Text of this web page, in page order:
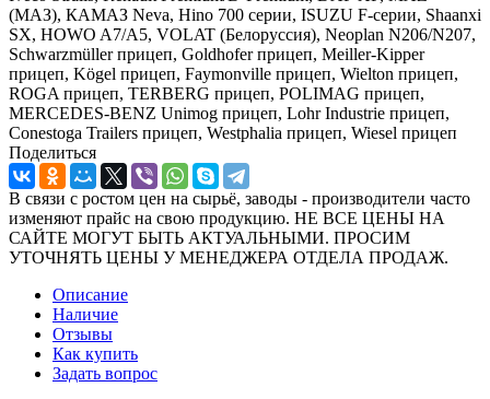
(МАЗ), КАМАЗ Neva, Hino 700 серии, ISUZU F-серии, Shaanxi
SX, HOWO A7/A5, VOLAT (Белоруссия), Neoplan N206/N207,
Schwarzmüller прицеп, Goldhofer прицеп, Meiller-Kipper
прицеп, Kögel прицеп, Faymonville прицеп, Wielton прицеп,
ROGA прицеп, TERBERG прицеп, POLIMAG прицеп,
MERCEDES-BENZ Unimog прицеп, Lohr Industrie прицеп,
Conestoga Trailers прицеп, Westphalia прицеп, Wiesel прицеп
Поделиться
В связи с ростом цен на сырьё, заводы - производители часто
изменяют прайс на свою продукцию. НЕ ВСЕ ЦЕНЫ НА
САЙТЕ МОГУТ БЫТЬ АКТУАЛЬНЫМИ. ПРОСИМ
УТОЧНЯТЬ ЦЕНЫ У МЕНЕДЖЕРА ОТДЕЛА ПРОДАЖ.
Описание
Наличие
Отзывы
Как купить
Задать вопрос